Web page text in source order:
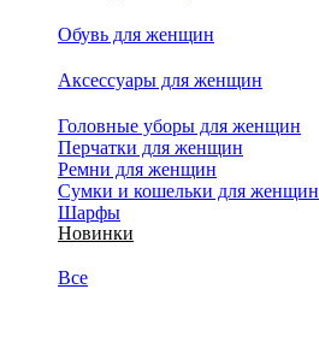
Обувь для женщин
Аксессуары для женщин
Головные уборы для женщин
Перчатки для женщин
Ремни для женщин
Сумки и кошельки для женщин
Шарфы
Новинки
Все